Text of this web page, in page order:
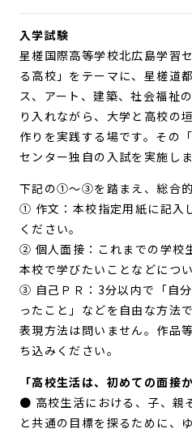
入学試験
星槎国際高等学校北広島学習
る高校」をテーマに、星槎道
ス、アート、建築、社会福祉
り入れながら、大学と高校の
作りを実践する場です。その
センター独自の入試を実施しま
下記の①〜③を踏まえ、総合的
① 作文：本校指定用紙に記入
ください。
② 個人面接：これまでの学校
本校で学びたいことなどにつ
③ 自己ＰＲ：3分以内で「自
ったこと」などを自由な方法
表現方法は問いません。作品
ち込みください。
「高校生活は、初めての面接
● 高校生活における、子、親
と共通の目標を探るために、